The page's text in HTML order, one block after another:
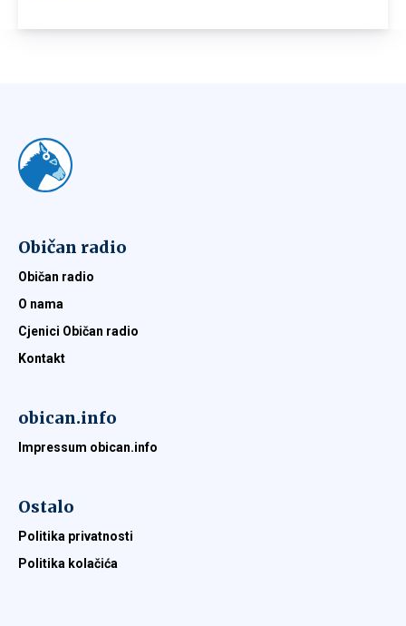
Običan radio
Običan radio
O nama
Cjenici Običan radio
Kontakt
obican.info
Impressum obican.info
Ostalo
Politika privatnosti
Politika kolačića